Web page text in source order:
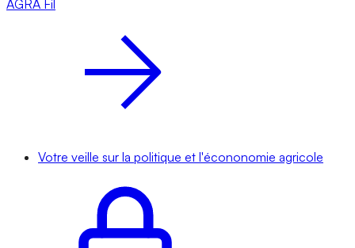
AGRA Fil
Votre veille sur la politique et l'écononomie agricole